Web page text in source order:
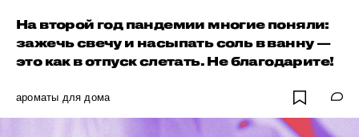
На второй год пандемии многие поняли:
зажечь свечу и насыпать соль в ванну —
это как в отпуск слетать. Не благодарите!
ароматы для дома